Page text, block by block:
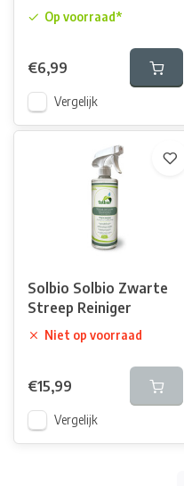
Op voorraad*
€6,99
Vergelijk
Solbio Solbio Zwarte
Streep Reiniger
Niet op voorraad
€15,99
Vergelijk